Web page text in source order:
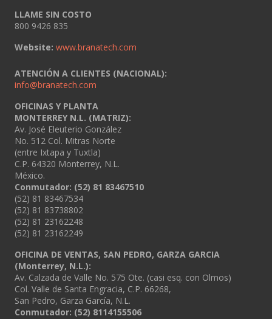
LLAME SIN COSTO
800 9426 835
Website: www.branatech.com
ATENCIÓN A CLIENTES (NACIONAL):
info@branatech.com
OFICINAS Y PLANTA
MONTERREY N.L. (MATRIZ):
Av. José Eleuterio González
No. 512 Col. Mitras Norte
(entre Ixtapa y Tuxtla)
C.P. 64320 Monterrey, N.L.
México.
Conmutador: (52) 81 83467510
(52) 81 83467534
(52) 81 83738802
(52) 81 23162248
(52) 81 23162249
OFICINA DE VENTAS, SAN PEDRO, GARZA GARCIA
(Monterrey, N.L.):
Av. Calzada de Valle No. 575 Ote. (casi esq. con Olmos)
Col. Valle de Santa Engracia, C.P. 66268,
San Pedro, Garza García, N.L.
Conmutador: (52) 8114155506